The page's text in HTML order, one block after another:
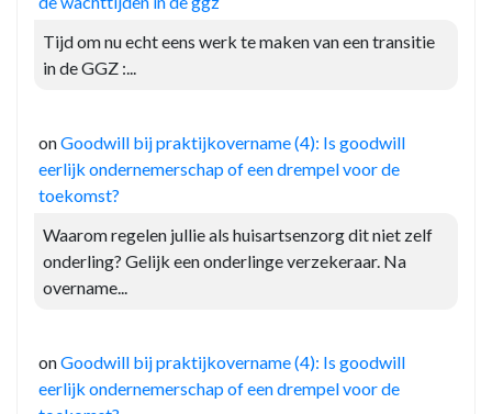
Tijd om nu echt eens werk te maken van een transitie
in de GGZ :...
onGoodwill bij praktijkovername (4): Is goodwill
eerlijk ondernemerschap of een drempel voor de
toekomst?
Waarom regelen jullie als huisartsenzorg dit niet zelf
onderling? Gelijk een onderlinge verzekeraar. Na
overname...
onGoodwill bij praktijkovername (4): Is goodwill
eerlijk ondernemerschap of een drempel voor de